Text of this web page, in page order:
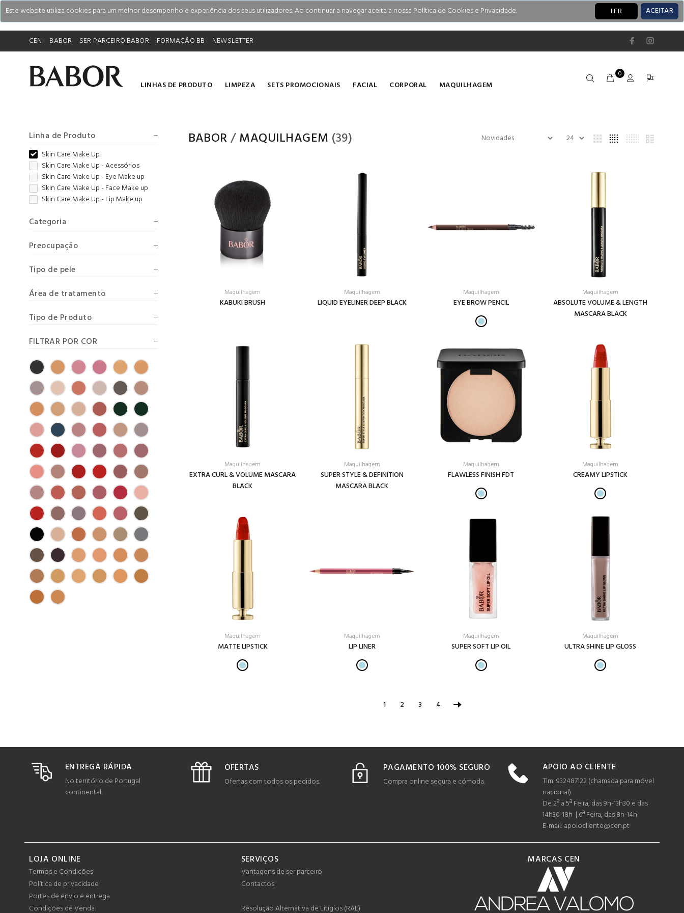
Este website utiliza cookies para um melhor desempenho e experiência dos seus utilizadores. Ao continuar a navegar aceita a nossa Política de Cookies e Privacidade. LER ACEITAR
CEN BABOR SER PARCEIRO BABOR FORMAÇÃO BB NEWSLETTER
LINHAS DE PRODUTO LIMPEZA SETS PROMOCIONAIS FACIAL CORPORAL MAQUILHAGEM
0
Linha de Produto
Skin Care Make Up
Skin Care Make Up - Acessórios
Skin Care Make Up - Eye Make up
Skin Care Make Up - Face Make up
Skin Care Make Up - Lip Make up
Categoria
Preocupação
Tipo de pele
Área de tratamento
Tipo de Produto
FILTRAR POR COR
BABOR/MAQUILHAGEM (39)
Maquilhagem
KABUKI BRUSH
Maquilhagem
LIQUID EYELINER DEEP BLACK
Maquilhagem
EYE BROW PENCIL
Maquilhagem
ABSOLUTE VOLUME & LENGTH
MASCARA BLACK
Maquilhagem
EXTRA CURL & VOLUME MASCARA
BLACK
Maquilhagem
SUPER STYLE & DEFINITION
MASCARA BLACK
Maquilhagem
FLAWLESS FINISH FDT
Maquilhagem
CREAMY LIPSTICK
Maquilhagem
MATTE LIPSTICK
Maquilhagem
LIP LINER
Maquilhagem
SUPER SOFT LIP OIL
Maquilhagem
ULTRA SHINE LIP GLOSS
1 2 3 4
ENTREGA RÁPIDA
No território de Portugal
continental.
OFERTAS
Ofertas com todos os pedidos.
PAGAMENTO 100% SEGURO
Compra online segura e cómoda.
APOIO AO CLIENTE
Tlm: 932487122 (chamada para móvel
nacional)
De 2ª a 5ª Feira, das 9h-13h30 e das
14h30-18h | 6ª Feira, das 8h-14h
E-mail: apoiocliente@cen.pt
LOJA ONLINE
Termos e Condições
Política de privacidade
Portes de envio e entrega
Condições de Venda
SERVIÇOS
Vantagens de ser parceiro
Contactos
Resolução Alternativa de Litígios (RAL)
MARCAS CEN